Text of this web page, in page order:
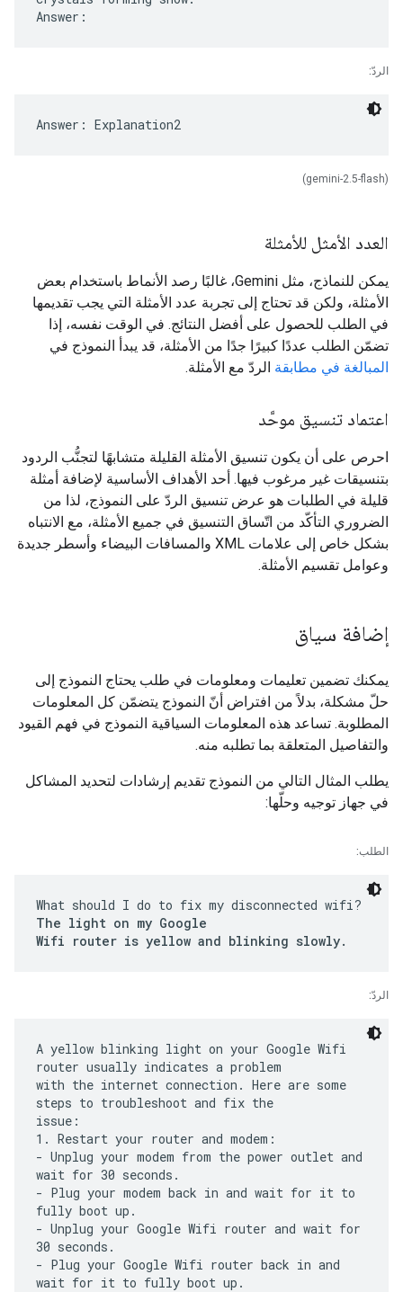
الردّ:
(gemini-2.5-flash)
العدد الأمثل للأمثلة
يمكن للنماذج، مثل Gemini، غالبًا رصد الأنماط باستخدام بعض
الأمثلة، ولكن قد تحتاج إلى تجربة عدد الأمثلة التي يجب تقديمها
في الطلب للحصول على أفضل النتائج. في الوقت نفسه، إذا
تضمّن الطلب عددًا كبيرًا جدًا من الأمثلة، قد يبدأ النموذج في
المبالغة في مطابقة الردّ مع الأمثلة.
اعتماد تنسيق موحَّد
احرص على أن يكون تنسيق الأمثلة القليلة متشابهًا لتجنُّب الردود
بتنسيقات غير مرغوب فيها. أحد الأهداف الأساسية لإضافة أمثلة
قليلة في الطلبات هو عرض تنسيق الردّ على النموذج، لذا من
الضروري التأكّد من اتّساق التنسيق في جميع الأمثلة، مع الانتباه
بشكل خاص إلى علامات XML والمسافات البيضاء وأسطر جديدة
وعوامل تقسيم الأمثلة.
إضافة سياق
يمكنك تضمين تعليمات ومعلومات في طلب يحتاج النموذج إلى
حلّ مشكلة، بدلاً من افتراض أنّ النموذج يتضمّن كل المعلومات
المطلوبة. تساعد هذه المعلومات السياقية النموذج في فهم القيود
والتفاصيل المتعلقة بما تطلبه منه.
يطلب المثال التالي من النموذج تقديم إرشادات لتحديد المشاكل
في جهاز توجيه وحلّها:
الطلب:
What should I do to fix my disconnected wifi?
The light on my Google
Wifi router is yellow and blinking slowly.
الردّ:
A yellow blinking light on your Google Wifi
router usually indicates a problem
with the internet connection. Here are some
steps to troubleshoot and fix the
issue:
1. Restart your router and modem:
- Unplug your modem from the power outlet and
wait for 30 seconds.
- Plug your modem back in and wait for it to
fully boot up.
- Unplug your Google Wifi router and wait for
30 seconds.
- Plug your Google Wifi router back in and
wait for it to fully boot up.